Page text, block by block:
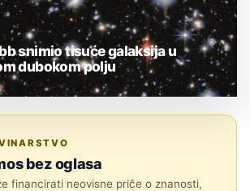
snimio tisuće galaksija u
dubokom polju
bez oglasa
financirati neovisne priče o znanosti,